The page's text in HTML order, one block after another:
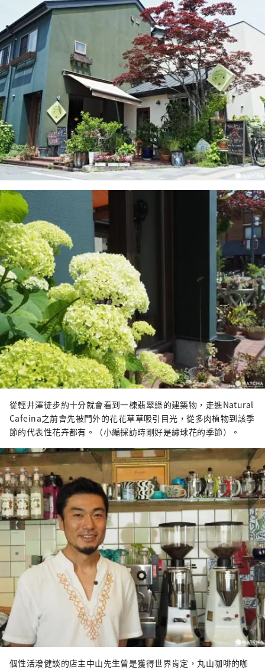
從輕井澤徒步約十分就會看到一棟翡翠綠的建築物，走進Natural
Cafeina之前會先被門外的花花草草吸引目光，從多肉植物到該季
節的代表性花卉都有。（小編採訪時剛好是繡球花的季節）。
個性活潑健談的店主中山先生曾是獲得世界肯定，丸山咖啡的咖